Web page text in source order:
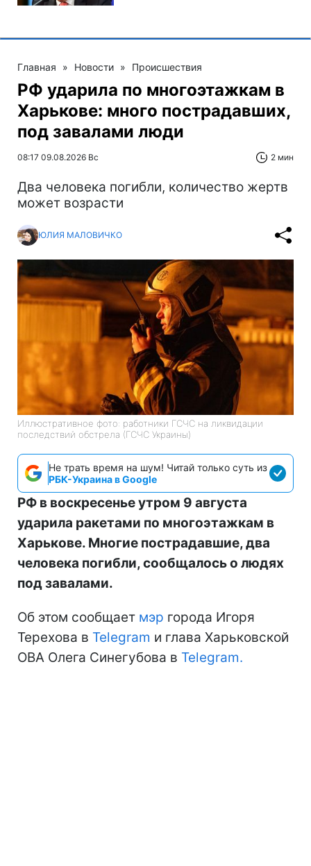
Главная » Новости » Происшествия
РФ ударила по многоэтажкам в
Харькове: много пострадавших,
под завалами люди
08:17 09.08.2026 Вс 2 мин
Два человека погибли, количество жертв
может возрасти
ЮЛИЯ МАЛОВИЧКО
Иллюстративное фото: работники ГСЧС на ликвидации
последствий обстрела (ГСЧС Украины)
Не трать время на шум! Читай только суть из
РБК-Украина в Google
РФ в воскресенье утром 9 августа
ударила ракетами по многоэтажкам в
Харькове. Многие пострадавшие, два
человека погибли, сообщалось о людях
под завалами.
Об этом сообщает мэр города Игоря
Терехова в Telegram и глава Харьковской
ОВА Олега Синегубова в Telegram.